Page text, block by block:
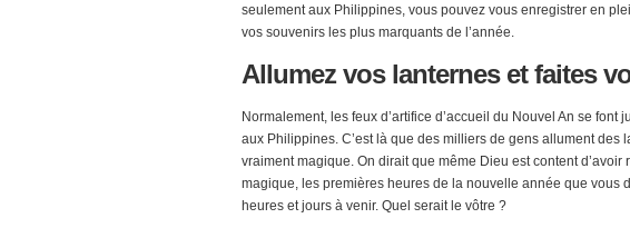
seulement aux Philippines, vous pouvez vous enregistrer en
vos souvenirs les plus marquants de l’année.
Allumezvos lanternes et faites
Normalement, les feux d’artifice d’accueil du Nouvel An se font
aux Philippines. C’est là que des milliers de gens allument des
vraiment magique. On dirait que même Dieu est content
magique, les premières heures de la nouvelle année que vous
heures et jours à venir. Quel serait le vôtre ?